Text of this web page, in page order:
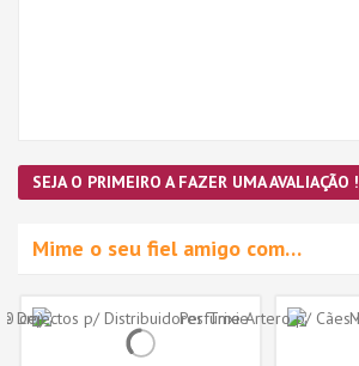
SEJA O PRIMEIRO A FAZER UMA AVALIAÇÃO !
Mime o seu fiel amigo com…